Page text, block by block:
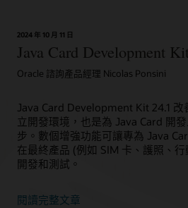
實
性
何
供
置
認
證
2024 年 10 月 11 日
Java Card Development
Oracle 諮詢產品經理 Nicolas Ponsini
Java Card Development Kit 24.1
立開發環境，也是為 Java Card 開
步。數個增強功能可讓專為 Java
在最終產品 (例如 SIM 卡、護照、
開發和測試。
閱讀完整文章